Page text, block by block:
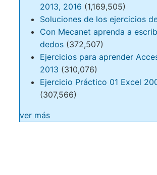
2013, 2016 (1,169,505)
Soluciones de los ejercicios
Con Mecanet aprenda a
dedos (372,507)
Ejercicios para aprender
2013 (310,076)
Ejercicio Práctico 01 Excel
(307,566)
ver más